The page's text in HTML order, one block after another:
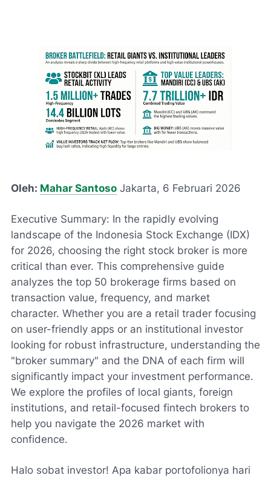
Oleh: Mahar Santoso Jakarta, 6 Februari 2026
Executive Summary: In the rapidly evolving
landscape of the Indonesia Stock Exchange (IDX)
for 2026, choosing the right stock broker is more
critical than ever. This comprehensive guide
analyzes the top 50 brokerage firms based on
transaction value, frequency, and market
character. Whether you are a retail trader focusing
on user-friendly apps or an institutional investor
looking for robust infrastructure, understanding the
"broker summary" and the DNA of each firm will
significantly impact your investment performance.
We explore the profiles of local giants, foreign
institutions, and retail-focused fintech brokers to
help you navigate the 2026 market with
confidence.
Halo sobat investor! Apa kabar portofolionya hari